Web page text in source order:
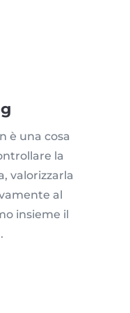
è una cosa
la
valorizzarla
al
insieme il